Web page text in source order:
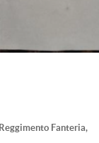
Fanteria,